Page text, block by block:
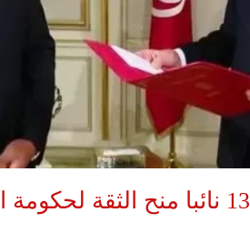
باغلبية اصوات 134 نائبا منح الثقة